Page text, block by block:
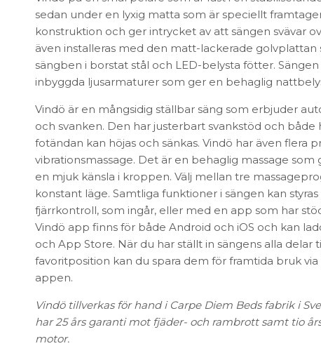
Bokhyllor
Byråer
Mediabänkar
Sideboards
Stringhylla
Vägghyllor
Speglar
Trädgård
Vaser & Krukor
SOVRUM
Sängbord
Sängar & madrasser
sedan under en lyxig matta som är speciellt
konstruktion och ger intrycket av att sängen svävar
även installeras med den matt-lackerade golvplattan
sängben i borstat stål och LED-belysta fötter.
inbyggda ljusarmaturer som ger en behaglig
Vindö är en mångsidig ställbar säng som erbjuder
och svanken. Den har justerbart svankstöd och både
fotändan kan höjas och sänkas. Vindö har även flera
vibrationsmassage. Det är en behaglig massage
en mjuk känsla i kroppen. Välj mellan tre
konstant läge. Samtliga funktioner i sängen kan
fjärrkontroll, som ingår, eller med en app som har
Vindö app finns för både Android och iOS och kan
och App Store. När du har ställt in sängens alla delar
favoritposition kan du spara dem för framtida bruk
appen.
Vindö tillverkas för hand i Carpe Diem Beds fabrik i
har 25 års garanti mot fjäder- och rambrott samt tio
motor.